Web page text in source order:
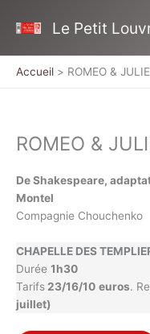
Le Petit
Accueil ROMEO &
ROMEO &
De Shakespeare,
Montel
Compagnie Chouchenko
CHAPELLE DES
Durée 1h30
Tarifs 23/16/10 euros.
juillet)